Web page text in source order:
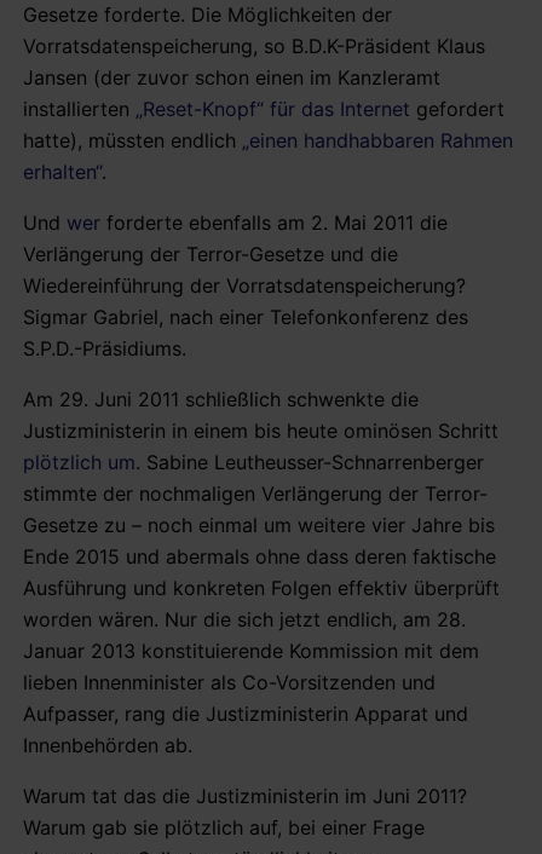
Gesetze forderte. Die Möglichkeiten der
Vorratsdatenspeicherung, so B.D.K-Präsident Klaus
Jansen (der zuvor schon einen im Kanzleramt
installierten „Reset-Knopf“ für das Internet gefordert
hatte), müssten endlich „einen handhabbaren Rahmen
erhalten“.
Und wer forderte ebenfalls am 2. Mai 2011 die
Verlängerung der Terror-Gesetze und die
Wiedereinführung der Vorratsdatenspeicherung?
Sigmar Gabriel, nach einer Telefonkonferenz des
S.P.D.-Präsidiums.
Am 29. Juni 2011 schließlich schwenkte die
Justizministerin in einem bis heute ominösen Schritt
plötzlich um. Sabine Leutheusser-Schnarrenberger
stimmte der nochmaligen Verlängerung der Terror-
Gesetze zu – noch einmal um weitere vier Jahre bis
Ende 2015 und abermals ohne dass deren faktische
Ausführung und konkreten Folgen effektiv überprüft
worden wären. Nur die sich jetzt endlich, am 28.
Januar 2013 konstituierende Kommission mit dem
lieben Innenminister als Co-Vorsitzenden und
Aufpasser, rang die Justizministerin Apparat und
Innenbehörden ab.
Warum tat das die Justizministerin im Juni 2011?
Warum gab sie plötzlich auf, bei einer Frage